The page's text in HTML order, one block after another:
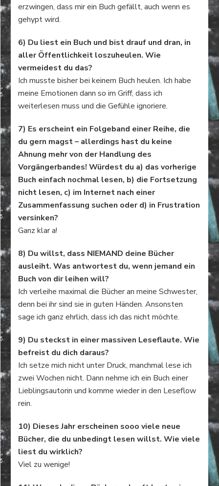
erzwingen, dass mir ein Buch gefällt, auch wenn es
gehypt wird.
6) Du liest ein Buch und bist drauf und dran, in
aller Öffentlichkeit loszuheulen. Wie
vermeidest du das?
Ich musste bisher bei keinem Buch heulen. Ich habe
meine Emotionen dann so im Griff, dass ich
weiterlesen muss und die Gefühle ignoriere.
7) Es erscheint ein Folgeband einer Reihe, die
du gern magst – allerdings hast du keine
Ahnung mehr von der Handlung des
Vorgängerbandes! Würdest du a) das vorherige
Buch einfach nochmal lesen, b) die Fortsetzung
nicht lesen, c) im Internet nach einer
Zusammenfassung suchen oder d) in Frustration
versinken?
Ganz klar a!
8) Du willst, dass NIEMAND deine Bücher
ausleiht. Was antwortest du, wenn jemand ein
Buch von dir leihen will?
Ich verleihe maximal die Bücher an meine Schwester,
denn bei ihr sind sie in guten Händen. Ansonsten
sage ich ganz ehrlich, dass ich das nicht möchte.
9) Du steckst in einer massiven Leseflaute. Wie
befreist du dich daraus?
Ich setze mich nicht unter Druck, manchmal lese ich
zwei Wochen nicht. Dann nehme ich ein Buch einer
Lieblingsautorin und komme wieder in den Leseflow
rein.
10) Dieses Jahr erscheinen sooo viele neue
Bücher, die du unbedingt lesen willst. Wie viele
liest du wirklich?
Viel zu wenige!